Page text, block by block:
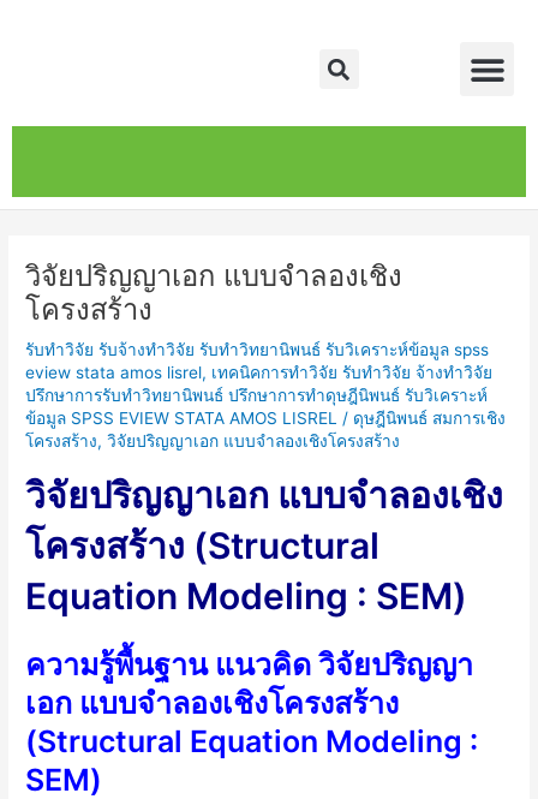
Search
วิจัยปริญญาเอก แบบจำลองเชิง
โครงสร้าง
รับทำวิจัย รับจ้างทำวิจัย รับทำวิทยานิพนธ์ รับวิเคราะห์ข้อมูล spss
eview stata amos lisrel, เทคนิคการทำวิจัย รับทำวิจัย จ้างทำวิจัย
ปรึกษาการรับทำวิทยานิพนธ์ ปรึกษาการทำดุษฎีนิพนธ์ รับวิเคราะห์
ข้อมูล SPSS EVIEW STATA AMOS LISREL
/ ดุษฎีนิพนธ์ สมการเชิง
โครงสร้าง,วิจัยปริญญาเอก แบบจำลองเชิงโครงสร้าง
วิจัยปริญญาเอก แบบจำลองเชิง
โครงสร้าง (Structural
Equation Modeling : SEM)
ความรู้พื้นฐาน แนวคิด วิจัยปริญญา
เอก แบบจำลองเชิงโครงสร้าง
(Structural Equation Modeling :
SEM)